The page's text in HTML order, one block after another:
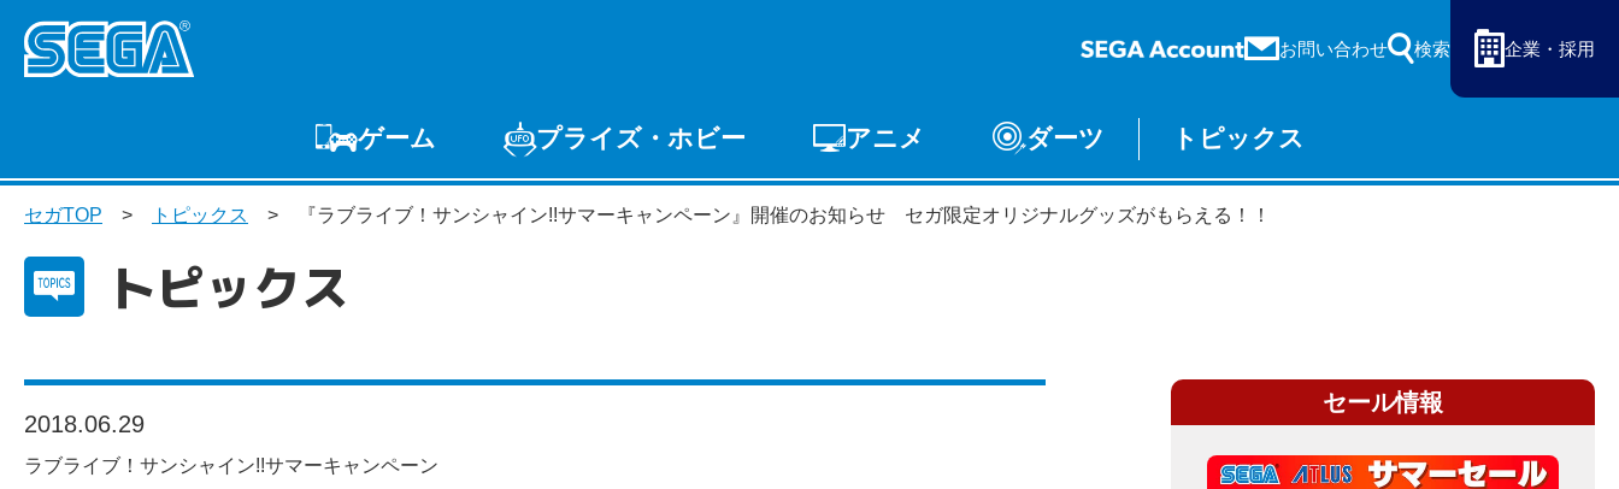
お問い合わせ 検索 企業・採用
ゲーム
ゲームTOP 家庭用ゲーム PCゲーム スマホゲーム アーケードゲーム
プライズ・ホビー
プライズ トイ S-FIRE セガ ラッキーくじ
セガ ラッキーくじ
オンライン
アニメ ダーツ トピックス
セガTOP トピックス 『ラブライブ！サンシャイン!!サマーキャンペーン』開催のお知らせ セガ限定オリジナルグッズがもらえる！！
トピックス
2018.06.29
ラブライブ！サンシャイン!!サマーキャンペーン
セール情報